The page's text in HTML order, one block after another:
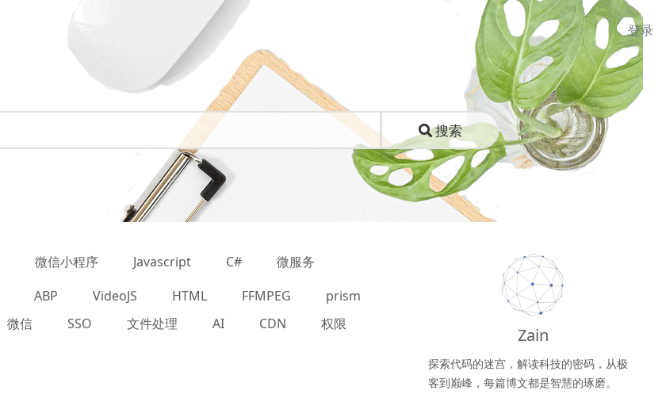
登录
搜索
微信小程序 Javascript C#
微服务
ABP VideoJS HTML FFMPEG
prism
微信 SSO 文件处理 AI CDN
权限
Zain
探索代码的迷宫，解读科技的密码，从极
客到巅峰，每篇博文都是智慧的琢磨。